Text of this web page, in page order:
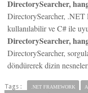
DirectorySearcher,
kullanılabilir ve C# ile
DirectorySearcher,
DirectorySearcher,
döndürerek dizin
UYGULAMALARI
COMPETENT